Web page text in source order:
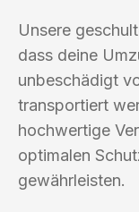
Unsere
dass deine
unbeschädigt
transportiert
hochwertige
optimalen
gewährleisten.